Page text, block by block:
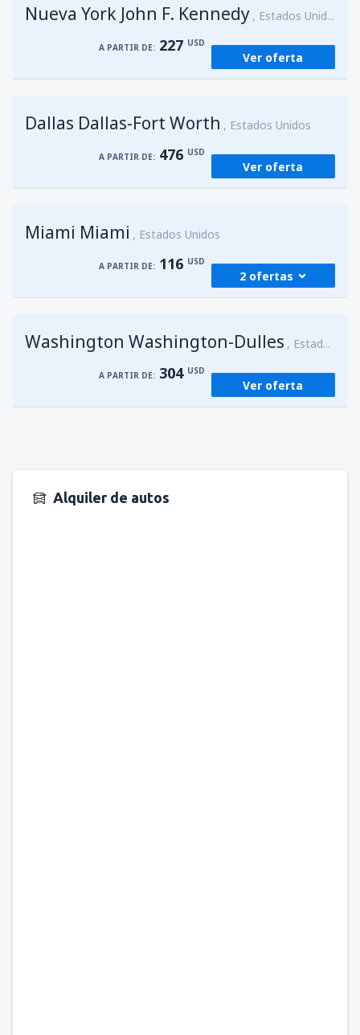
Nueva York John F. Kennedy Estados Unidos
A PARTIR DE: 227 USD
Ver oferta
Dallas Dallas-Fort Worth Estados Unidos
A PARTIR DE: 476 USD
Ver oferta
Miami Miami Estados Unidos
A PARTIR DE: 116 USD
2 ofertas
A PARTIR DE: 116 USD
San Juan, Luis Munoz Marín (SJU)
A PARTIR DE: 116USD
Washington Washington-Dulles Estados Unidos
A PARTIR DE: 304 USD
Ver oferta
Alquiler de autos